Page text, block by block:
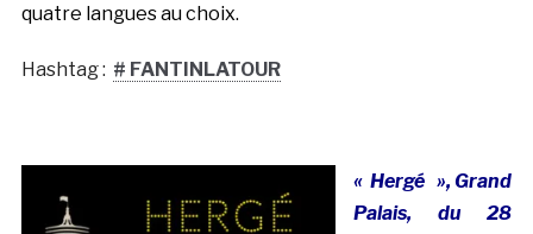
quatre langues au choix.
Hashtag : # FANTINLATOUR
« Hergé », Grand
Palais, du 28